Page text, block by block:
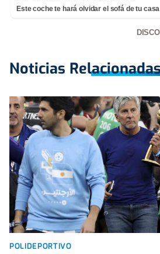
Este coche te hará olvidar el sofá de tu casa
Noticias
POLIDEPORTIVO